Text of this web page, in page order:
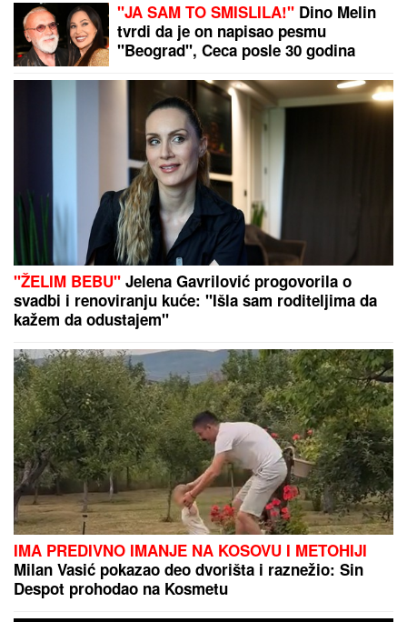
"JA SAM TO SMISLILA!" Dino Melin
tvrdi da je on napisao pesmu
"Beograd", Ceca posle 30 godina
"ŽELIM BEBU" Jelena Gavrilović progovorila o
svadbi i renoviranju kuće: "Išla sam roditeljima da
kažem da odustajem"
IMA PREDIVNO IMANJE NA KOSOVU I METOHIJI
Milan Vasić pokazao deo dvorišta i raznežio: Sin
Despot prohodao na Kosmetu